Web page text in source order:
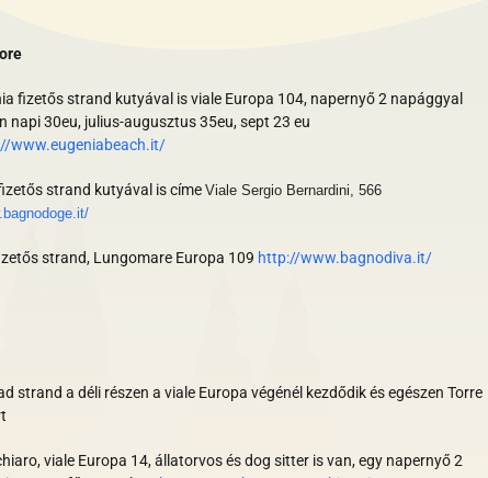
fizetős strand kutyával is viale Europa 104, napernyő 2 napággyal
napi 30eu, julius-augusztus 35eu, sept 23 eu
www.eugeniabeach.it/
strand kutyával is címe Viale Sergio Bernardini, 566
strand, Lungomare Europa 109 http://www.bagnodiva.it/
strand a déli részen a viale Europa végénél kezdődik és egészen Torre
viale Europa 14, állatorvos és dog sitter is van, egy napernyő 2